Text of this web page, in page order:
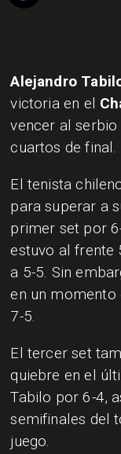
Alejandro
victoria en el
vencer al serbio
cuartos de final.
El tenista
para superar a
primer set por
estuvo al frente
a 5-5. Sin
en un
7-5.
El tercer set
quiebre en el
Tabilo por 6-4,
semifinales del
juego.